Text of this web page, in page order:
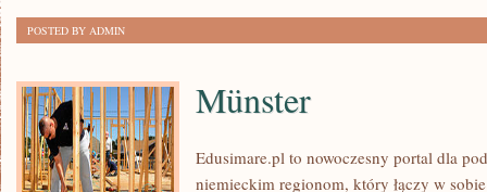
POSTED BY ADMIN
Münster
Edusimare.pl to nowoczesny portal dla
niemieckim regionom, który łączy w